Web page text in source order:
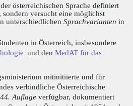
österreichischen Sprache definiert
versucht eine möglichst
unterschiedlichen Sprachvarianten in
in Österreich, insbesondere
und den MedAT für das
mitinitiierte und für
verbindliche Österreichische
44. Auflage verfügbar, dokumentiert